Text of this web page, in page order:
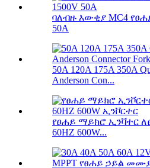
ባለብዙ እውቂያ MC4
50A
50A 120A 175A 350A
Anderson Con...
የፀሐይ ማይክሮ ኢንቫተር
60HZ 600W...